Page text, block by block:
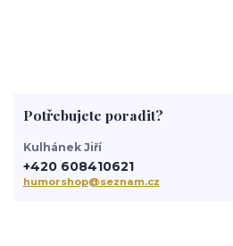
Potřebujete poradit?
Kulhánek Jiří
+420 608410621
humorshop@seznam.cz